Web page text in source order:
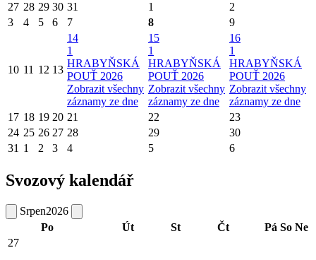
27 28 29 30 31 1
2
3
4 5 6 7 8 9
10 11 12 13
14
1
HRABYŇSKÁ
POUŤ 2026
Zobrazit všechny
záznamy ze dne
15
1
HRABYŇSKÁ
POUŤ 2026
Zobrazit všechny
záznamy ze dne
16
1
HRABYŇSKÁ
POUŤ 2026
Zobrazit všechny
záznamy ze dne
17 18 19 20 21 22
23
24 25 26 27 28 29
30
31 1 2 3 4 5 6
Svozový kalendář
Srpen2026
Po
Út St Čt Pá So Ne
27